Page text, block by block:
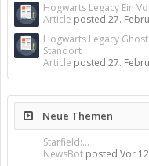
Hogwarts Legacy Ein
Article posted 27.
Hogwarts Legacy
Standort
Article posted 27.
Neue Themen
Starfield:...
NewsBot posted Vor